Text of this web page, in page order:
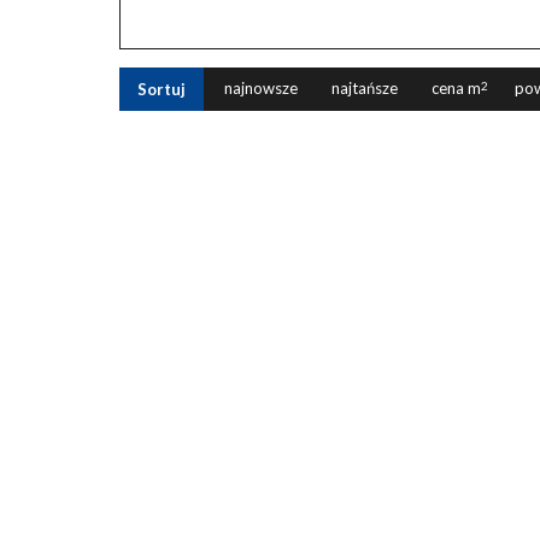
Sortuj najnowsze najtańsze cena m2